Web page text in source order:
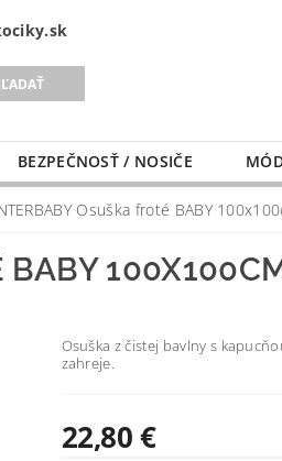
BEZPEČNOSŤ / NOSIČE
MAMIČKU NAŠE SLUŽBY
Osuška froté BABY
BABY
Osuška z čistej bavlny s
zahreje.
22,80 €